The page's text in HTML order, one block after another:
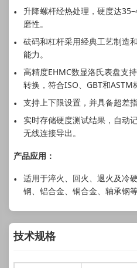
升降螺杆经热处理，硬度达
磨性。
砝码和杠杆采用经典工艺制造
能力。
高精度EHMC数显洛氏表盘支
转换，符合ISO、GBT和ASTM
支持上下限设置，并具备超差指
实时存储硬度测试结果，自动
无线连接导出。
产品应用：
适用于淬火、回火、退火及冷
钢、铝合金、铜合金、轴承钢
技术规格